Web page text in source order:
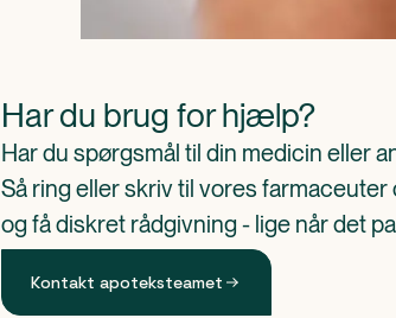
Har du brug for hjælp?
Har du spørgsmål til din medicin eller
Så ring eller skriv til vores
og få diskret rådgivning - lige når det
Kontakt apoteksteamet